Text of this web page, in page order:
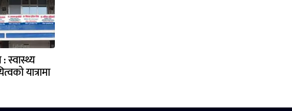
स्वास्थ्य
यात्रामा